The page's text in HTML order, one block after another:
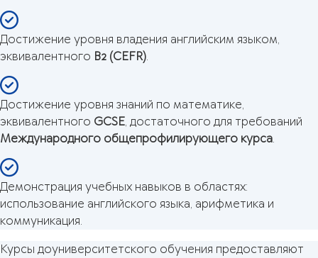
Достижение уровня владения английским языком,
эквивалентного B2 (CEFR).
Достижение уровня знаний по математике,
эквивалентного GCSE, достаточного для требований
Международного общепрофилирующего курса.
Демонстрация учебных навыков в областях:
использование английского языка, арифметика и
коммуникация.
Курсы доуниверситетского обучения предоставляют